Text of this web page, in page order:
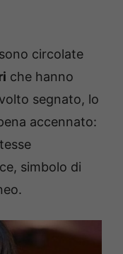
circolate
che hanno
segnato, lo
accennato:
simbolo di